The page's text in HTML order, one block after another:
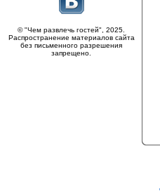
© "Чем развлечь гостей", 2025.
Распространение материалов сайта
без письменного разрешения
запрещено.